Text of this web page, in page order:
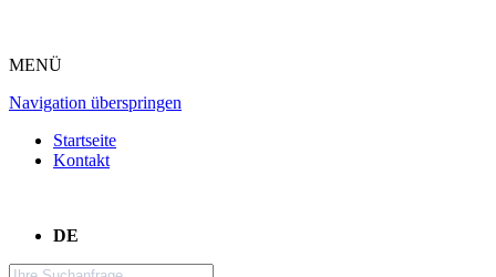
MENÜ
Navigation überspringen
Startseite
Kontakt
DE